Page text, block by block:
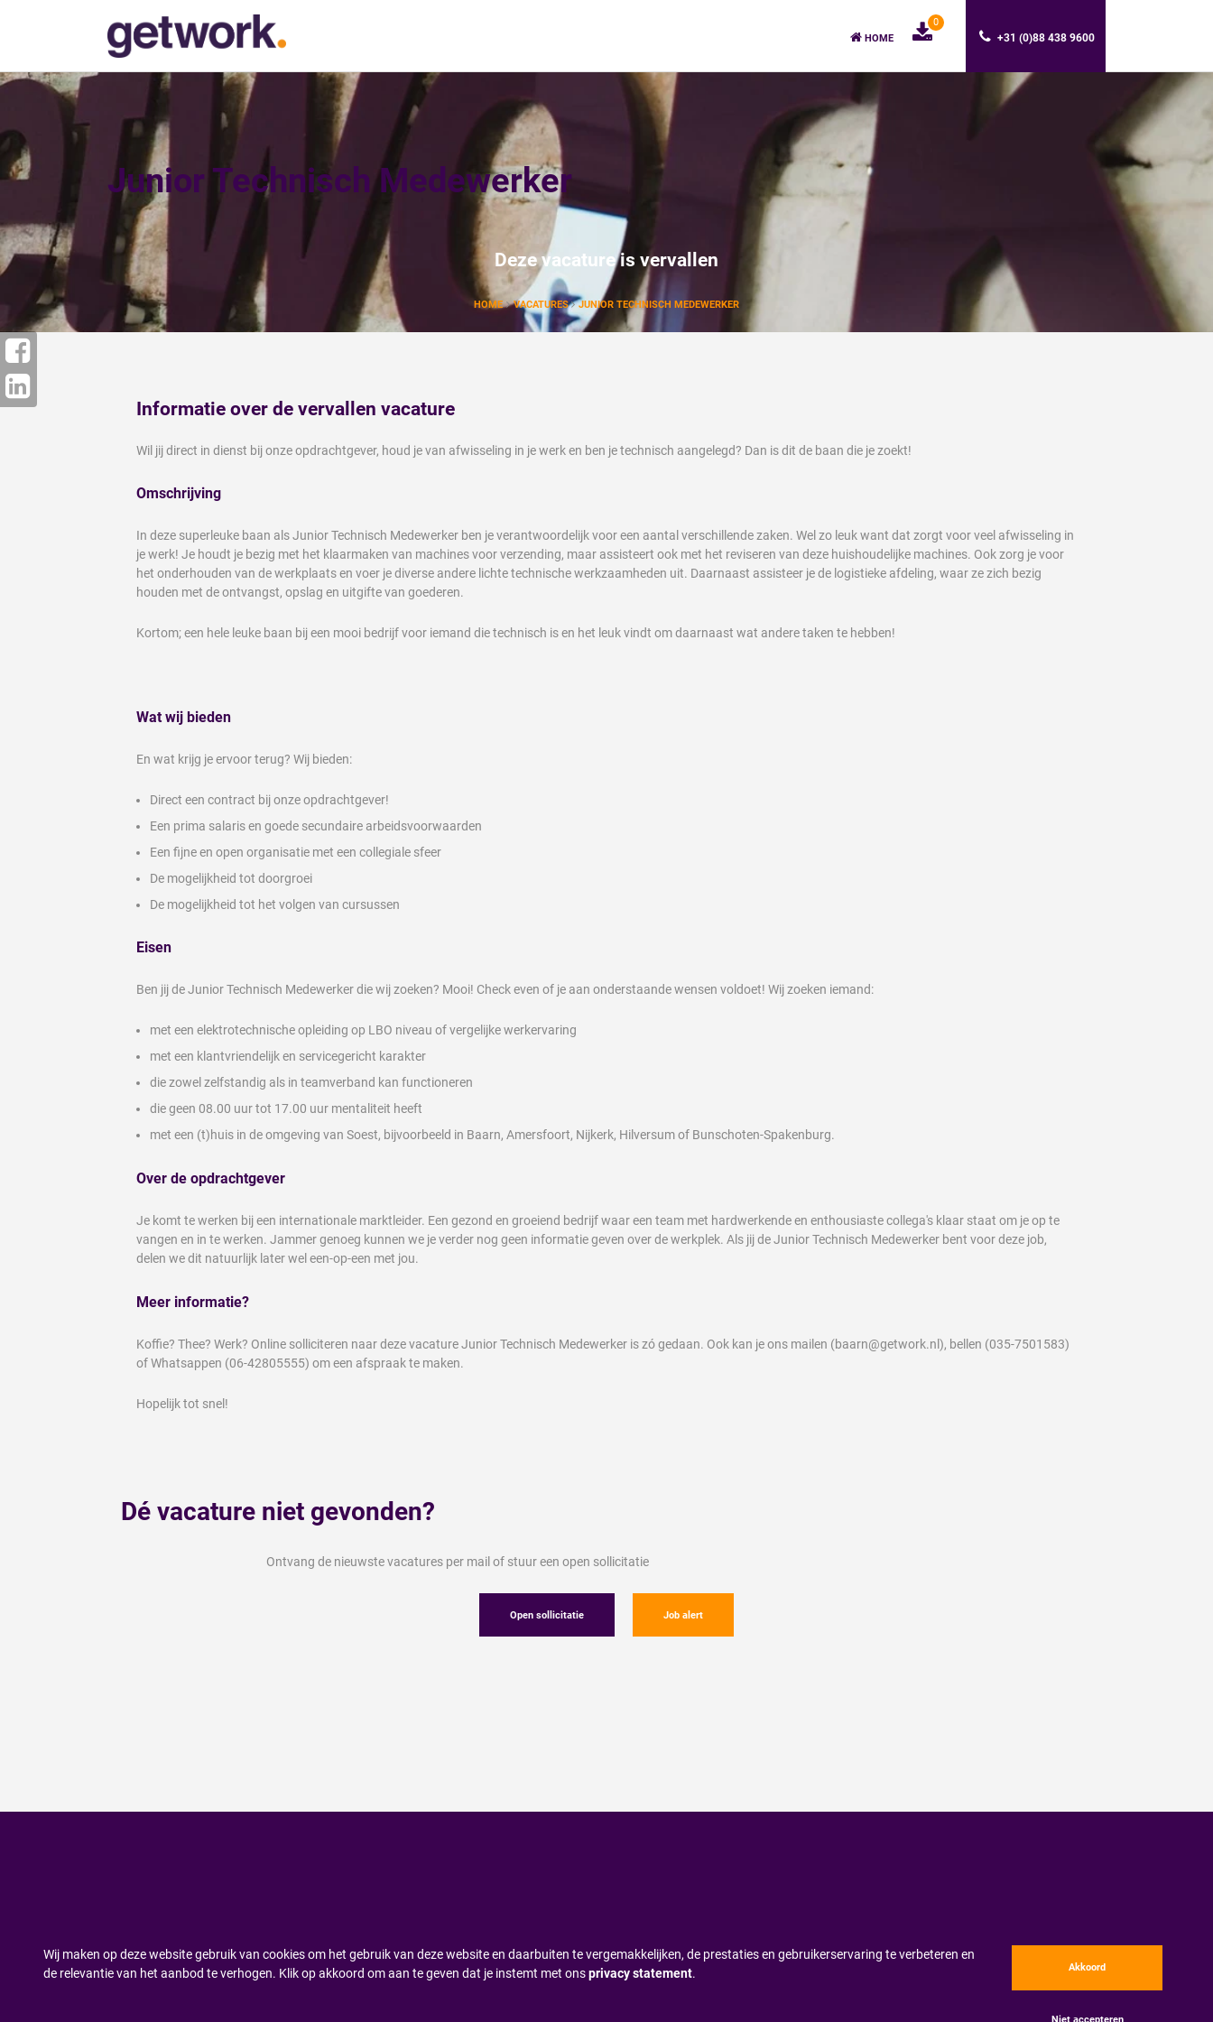
+31 (0)88 438 9600
HOME
0
Junior Technisch Medewerker
Deze vacature is vervallen
HOME VACATURES JUNIOR TECHNISCH MEDEWERKER
Informatie over de vervallen vacature
Wil jij direct in dienst bij onze opdrachtgever, houd je van afwisseling in je werk en ben je technisch aangelegd? Dan is dit de baan die je zoekt!
Omschrijving
In deze superleuke baan als Junior Technisch Medewerker ben je verantwoordelijk voor een aantal verschillende zaken. Wel zo leuk want dat zorgt voor veel afwisseling in
je werk! Je houdt je bezig met het klaarmaken van machines voor verzending, maar assisteert ook met het reviseren van deze huishoudelijke machines. Ook zorg je voor
het onderhouden van de werkplaats en voer je diverse andere lichte technische werkzaamheden uit. Daarnaast assisteer je de logistieke afdeling, waar ze zich bezig
houden met de ontvangst, opslag en uitgifte van goederen.
Kortom; een hele leuke baan bij een mooi bedrijf voor iemand die technisch is en het leuk vindt om daarnaast wat andere taken te hebben!
Wat wij bieden
En wat krijg je ervoor terug? Wij bieden:
Direct een contract bij onze opdrachtgever!
Een prima salaris en goede secundaire arbeidsvoorwaarden
Een fijne en open organisatie met een collegiale sfeer
De mogelijkheid tot doorgroei
De mogelijkheid tot het volgen van cursussen
Eisen
Ben jij de Junior Technisch Medewerker die wij zoeken? Mooi! Check even of je aan onderstaande wensen voldoet! Wij zoeken iemand:
met een elektrotechnische opleiding op LBO niveau of vergelijke werkervaring
met een klantvriendelijk en servicegericht karakter
die zowel zelfstandig als in teamverband kan functioneren
die geen 08.00 uur tot 17.00 uur mentaliteit heeft
met een (t)huis in de omgeving van Soest, bijvoorbeeld in Baarn, Amersfoort, Nijkerk, Hilversum of Bunschoten-Spakenburg.
Over de opdrachtgever
Je komt te werken bij een internationale marktleider. Een gezond en groeiend bedrijf waar een team met hardwerkende en enthousiaste collega's klaar staat om je op te
vangen en in te werken. Jammer genoeg kunnen we je verder nog geen informatie geven over de werkplek. Als jij de Junior Technisch Medewerker bent voor deze job,
delen we dit natuurlijk later wel een-op-een met jou.
Meer informatie?
Koffie? Thee? Werk? Online solliciteren naar deze vacature Junior Technisch Medewerker is zó gedaan. Ook kan je ons mailen (baarn@getwork.nl), bellen (035-7501583)
of Whatsappen (06-42805555) om een afspraak te maken.
Hopelijk tot snel!
Dé vacature niet gevonden?
Ontvang de nieuwste vacatures per mail of stuur een open sollicitatie
Open sollicitatie Job alert
Wij maken op deze website gebruik van cookies om het gebruik van deze website en daarbuiten te vergemakkelijken, de prestaties en gebruikerservaring te verbeteren en
de relevantie van het aanbod te verhogen. Klik op akkoord om aan te geven dat je instemt met onsprivacy statement. Akkoord